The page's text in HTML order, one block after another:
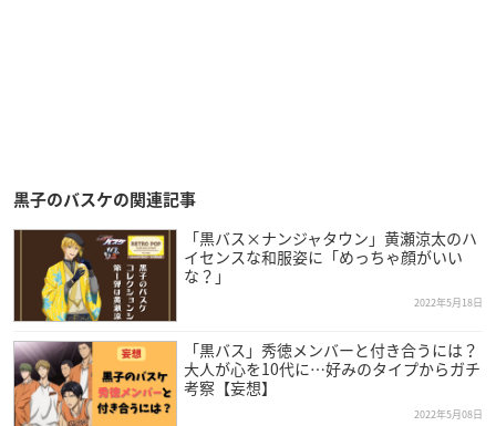
黒子のバスケの関連記事
「黒バス×ナンジャタウン」黄瀬涼太のハ
イセンスな和服姿に「めっちゃ顔がいい
な？」
2022年5月18日
「黒バス」秀徳メンバーと付き合うには？
大人が心を10代に…好みのタイプからガチ
考察【妄想】
2022年5月08日